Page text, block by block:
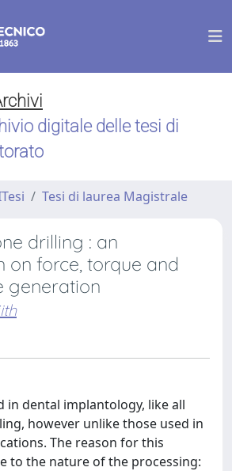
digitale delle tesi di
Tesi di laurea Magistrale
drilling : an
on force, torque and
generation
in dental implantology, like all
however unlike those used in
The reason for this
to the nature of the processing: